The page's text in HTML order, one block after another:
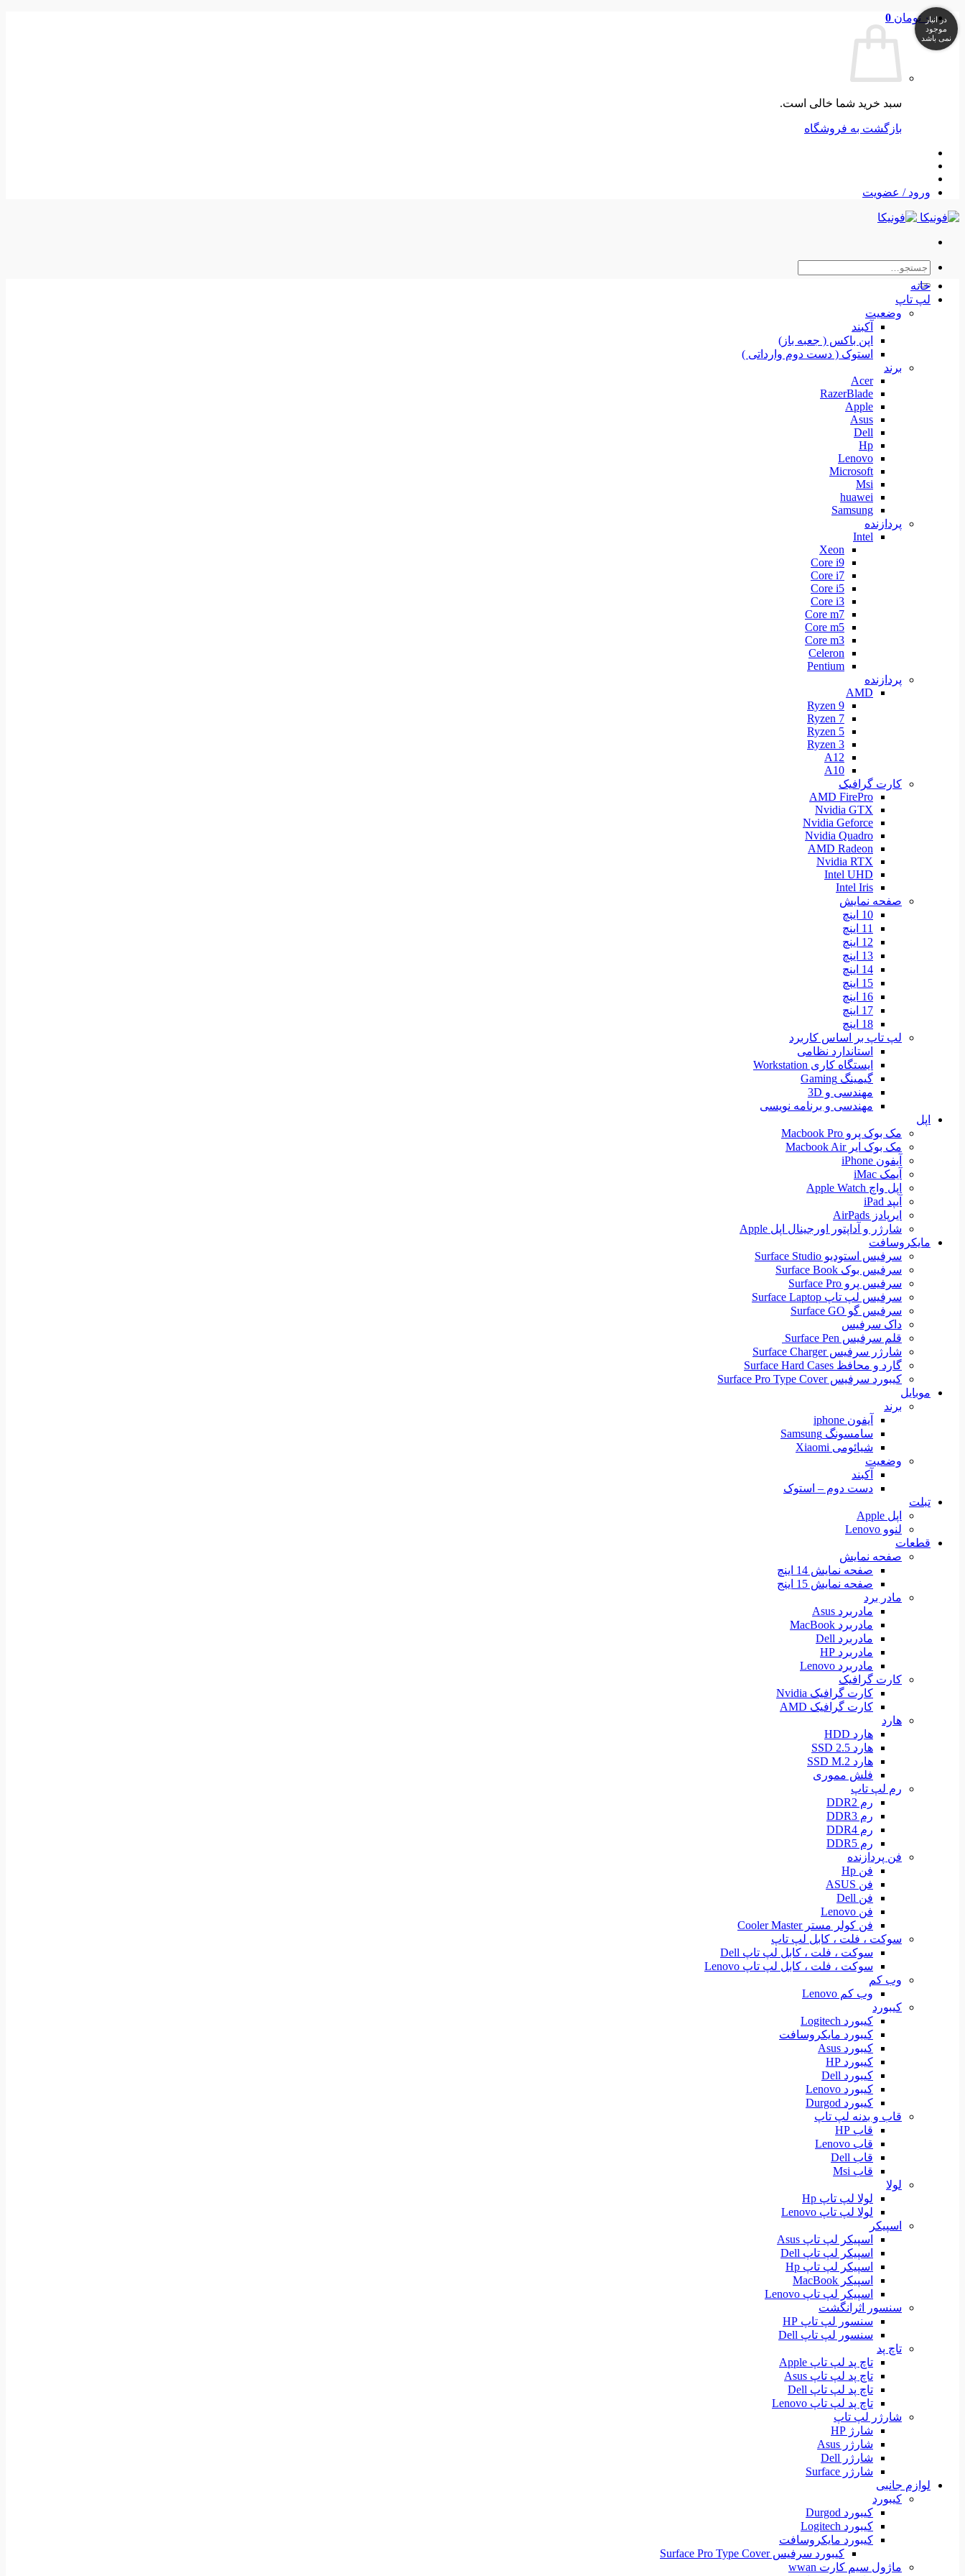
Skip
to
content
۰ تومان 0
سبد خرید شما خالی است.
بازگشت به فروشگاه
ورود / عضویت
جستجو
برای:
خانه
لپ تاپ
وضعیت
آکبند
اپن باکس ( جعبه باز)
استوک ( دست دوم وارداتی )
برند
Acer
RazerBlade
Apple
Asus
Dell
Hp
Lenovo
Microsoft
Msi
huawei
Samsung
پردازنده
Intel
Xeon
Core i9
Core i7
Core i5
Core i3
Core m7
Core m5
Core m3
Celeron
Pentium
پردازنده
AMD
Ryzen 9
Ryzen 7
Ryzen 5
Ryzen 3
A12
A10
کارت گرافیک
AMD FirePro
Nvidia GTX
Nvidia Geforce
Nvidia Quadro
AMD Radeon
Nvidia RTX
Intel UHD
Intel Iris
صفحه نمایش
10 اینچ
11 اینچ
12 اینچ
13 اینچ
14 اینچ
15 اینچ
16 اینچ
17 اینچ
18 اینچ
لپ تاپ بر اساس کاربرد
استاندارد نظامی
ایستگاه کاری Workstation
گیمینگ Gaming
مهندسی و 3D
مهندسی و برنامه نویسی
اپل
مک بوک پرو Macbook Pro
مک بوک ایر Macbook Air
آیفون iPhone
آیمک iMac
اپل واچ Apple Watch
آیپد iPad
ایرپادز AirPads
شارژر و آداپتور اورجینال اپل Apple
مایکروسافت
سرفیس استودیو Surface Studio
سرفیس بوک Surface Book
سرفیس پرو Surface Pro
سرفیس لپ تاپ Surface Laptop
سرفیس گو Surface GO
داک سرفیس
قلم سرفیس Surface Pen
شارژر سرفیس Surface Charger
گارد و محافظ Surface Hard Cases
کیبورد سرفیس Surface Pro Type Cover
موبایل
برند
آیفون iphone
سامسونگ Samsung
شیائومی Xiaomi
وضعیت
آکبند
دست دوم – استوک
تبلت
اپل Apple
لنوو Lenovo
قطعات
صفحه نمایش
صفحه نمایش 14 اینچ
صفحه نمایش 15 اینج
مادر برد
مادربرد Asus
مادربرد MacBook
مادربرد Dell
مادربرد HP
مادربرد Lenovo
کارت گرافیک
کارت گرافیک Nvidia
کارت گرافیک AMD
هارد
هارد HDD
هارد SSD 2.5
هارد SSD M.2
فلش مموری
رم لپ تاپ
رم DDR2
رم DDR3
رم DDR4
رم DDR5
فن پردازنده
فن Hp
فن ASUS
فن Dell
فن Lenovo
فن کولر مستر Cooler Master
سوکت ، فلت ، کابل لپ تاپ
سوکت ، فلت ، کابل لپ تاپ Dell
سوکت ، فلت ، کابل لپ تاپ Lenovo
وب کم
وب کم Lenovo
کیبورد
کیبورد Logitech
کیبورد مایکروسافت
کیبورد Asus
کیبورد HP
کیبورد Dell
کیبورد Lenovo
کیبورد Durgod
قاب و بدنه لپ تاپ
قاب HP
قاب Lenovo
قاب Dell
قاب Msi
لولا
لولا لپ تاپ Hp
لولا لپ تاپ Lenovo
اسپیکر
اسپیکر لپ تاپ Asus
اسپیکر لپ تاپ Dell
اسپیکر لپ تاپ Hp
اسپیکر MacBook
اسپیکر لپ تاپ Lenovo
سنسور اثرانگشت
سنسور لپ تاپ HP
سنسور لپ تاپ Dell
تاچ پد
تاچ پد لپ تاپ Apple
تاچ پد لپ تاپ Asus
تاچ پد لپ تاپ Dell
تاچ پد لپ تاپ Lenovo
شارژر لپ تاپ
شارژ HP
شارژر Asus
شارژر Dell
شارژر Surface
لوازم جانبی
کیبورد
کیبورد Durgod
کیبورد Logitech
کیبورد مایکروسافت
کیبورد سرفیس Surface Pro Type Cover
ماژول سیم کارت wwan
در انبار
موجود
نمی باشد